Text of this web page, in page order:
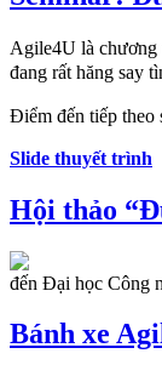
Agile4U là chương
đang rất hăng say
Điểm đến tiếp theo
Slide thuyết trình
Hội thảo
đến Đại học Công
Bánh xe